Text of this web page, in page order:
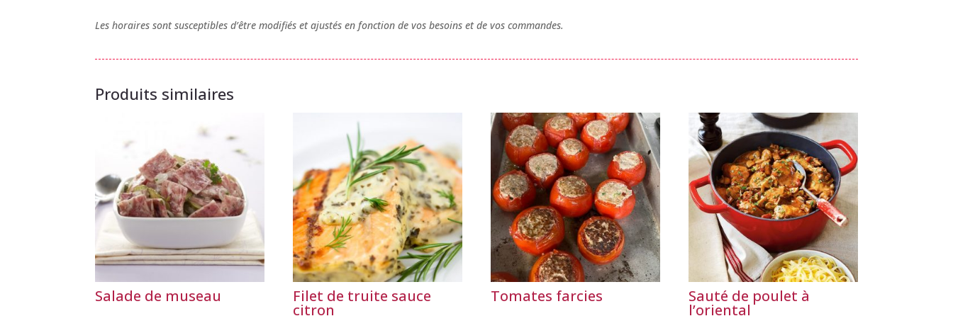
Les horaires sont susceptibles d’être modifiés et ajustés en fonction de vos besoins et de vos commandes.
Produits similaires
Salade de museau Filet de truite sauce
citron
Tomates farcies Sauté de poulet à
l’oriental